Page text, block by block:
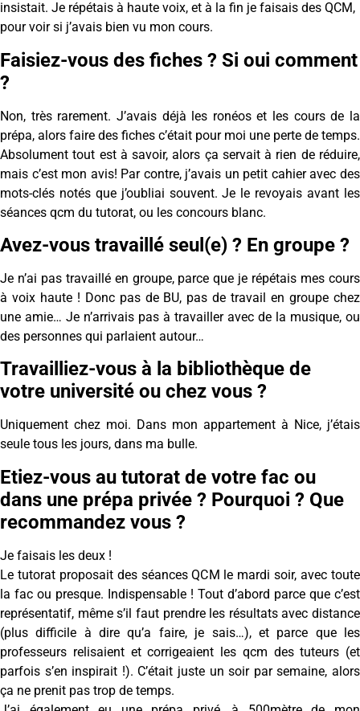
insistait. Je répétais à haute voix, et à la fin je faisais des QCM,
pour voir si j’avais bien vu mon cours.
Faisiez-vous des fiches ? Si oui comment
?
Non, très rarement. J’avais déjà les ronéos et les cours de la
prépa, alors faire des fiches c’était pour moi une perte de temps.
Absolument tout est à savoir, alors ça servait à rien de réduire,
mais c’est mon avis! Par contre, j’avais un petit cahier avec des
mots-clés notés que j’oubliai souvent. Je le revoyais avant les
séances qcm du tutorat, ou les concours blanc.
Avez-vous travaillé seul(e) ? En groupe ?
Je n’ai pas travaillé en groupe, parce que je répétais mes cours
à voix haute ! Donc pas de BU, pas de travail en groupe chez
une amie… Je n’arrivais pas à travailler avec de la musique, ou
des personnes qui parlaient autour…
Travailliez-vous à la bibliothèque de
votre université ou chez vous ?
Uniquement chez moi. Dans mon appartement à Nice, j’étais
seule tous les jours, dans ma bulle.
Etiez-vous au tutorat de votre fac ou
dans une prépa privée ? Pourquoi ? Que
recommandez vous ?
Je faisais les deux !
Le tutorat proposait des séances QCM le mardi soir, avec toute
la fac ou presque. Indispensable ! Tout d’abord parce que c’est
représentatif, même s’il faut prendre les résultats avec distance
(plus difficile à dire qu’a faire, je sais…), et parce que les
professeurs relisaient et corrigeaient les qcm des tuteurs (et
parfois s’en inspirait !). C’était juste un soir par semaine, alors
ça ne prenit pas trop de temps.